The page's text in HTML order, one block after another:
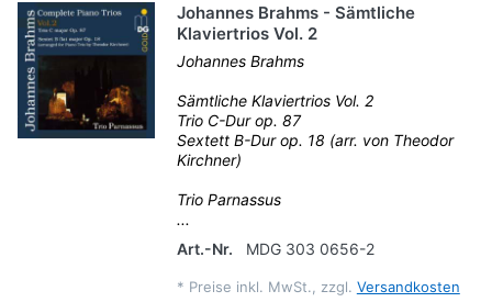
Johannes Brahms - Sämtliche
Klaviertrios Vol. 2
Johannes Brahms
Sämtliche Klaviertrios Vol. 2
Trio C-Dur op. 87
Sextett B-Dur op. 18 (arr. von Theodor
Kirchner)
Trio Parnassus
...
Art.-Nr.
MDG 303 0656-2
* Preise inkl. MwSt., zzgl. Versandkosten